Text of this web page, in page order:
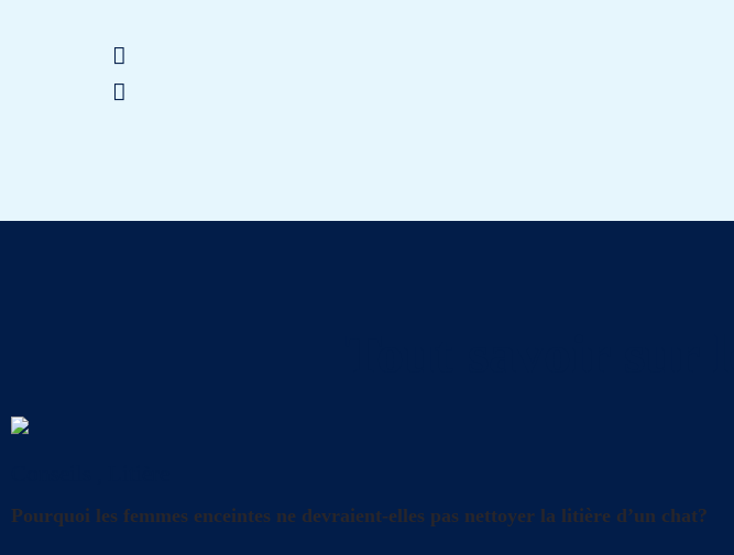
Pourquoi les femmes enceintes ne devraient-elles pas nettoyer la litière d’un chat?